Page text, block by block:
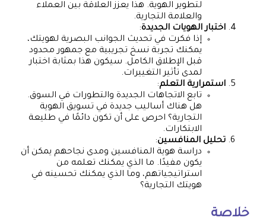
لتطوير الهوية. هذا يعزز العلاقة بين العملاء
والعلامة التجارية.
اختبار الهويات الجديدة:
إذا فكرت في تحديث الجوانب البصرية لهويتك،
يمكنك تجربة نسخ تجريبية مع جمهور محدود
قبل الإطلاق الكامل. سيكون هذا بمثابة اختبار
لمدى تأثير التغييرات.
استمرارية التعلم:
تابع الاتجاهات الجديدة والتطورات في السوق.
هل هناك أساليب جديدة في تسويق الهوية
التجارية؟ احرص على أن تكون دائمًا في طليعة
الابتكارات.
تحليل المنافسين:
دراسة هوية المنافسين ومدى نجاحهم يمكن أن
يكون مفيدًا. ما الذي يمكنك تعلمه من
استراتيجياتهم، وما الذي يمكنك تحسينه في
هويتك التجارية؟
خلاصة